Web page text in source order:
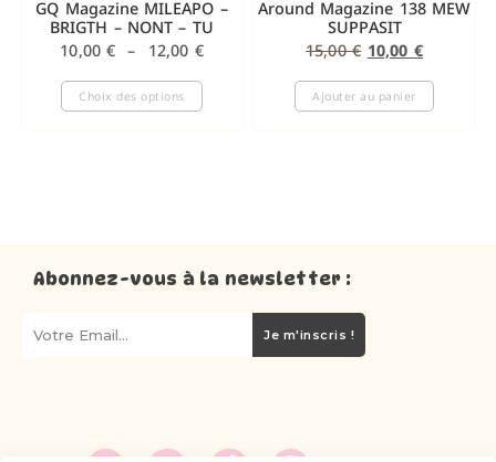
GQ Magazine MILEAPO –
BRIGTH – NONT – TU
10,00€ – 12,00 €
Choix des options
Around Magazine 138 MEW
SUPPASIT
15,00€ 10,00 €
Ajouter au panier
Abonnez-vous à la newsletter :
Je m'inscris !